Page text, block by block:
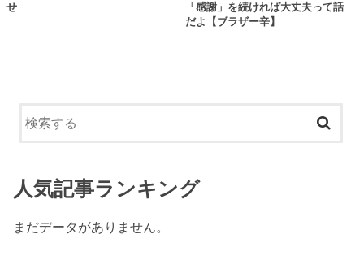
せ
「感謝」を続ければ大丈夫って話
だよ【ブラザー辛】
人気記事ランキング
まだデータがありません。